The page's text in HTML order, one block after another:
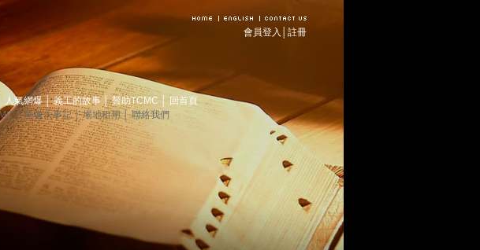
註冊
會員登入
人氣網爆│ 義工的故事 │ 贊助TCMC │ 回首頁
│ 映像大事記│ 場地租用│ 聯絡我們